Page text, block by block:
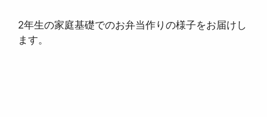
2年生の家庭基礎でのお弁当作りの様子をお届けし
ます。